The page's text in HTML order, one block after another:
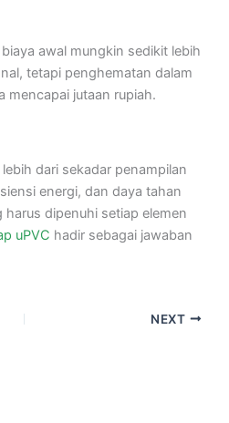
awal mungkin sedikit lebih
tetapi penghematan dalam
mencapai jutaan rupiah.
dari sekadar penampilan
energi, dan daya tahan
harus dipenuhi setiap elemen
uPVC hadir sebagai jawaban
NEXT